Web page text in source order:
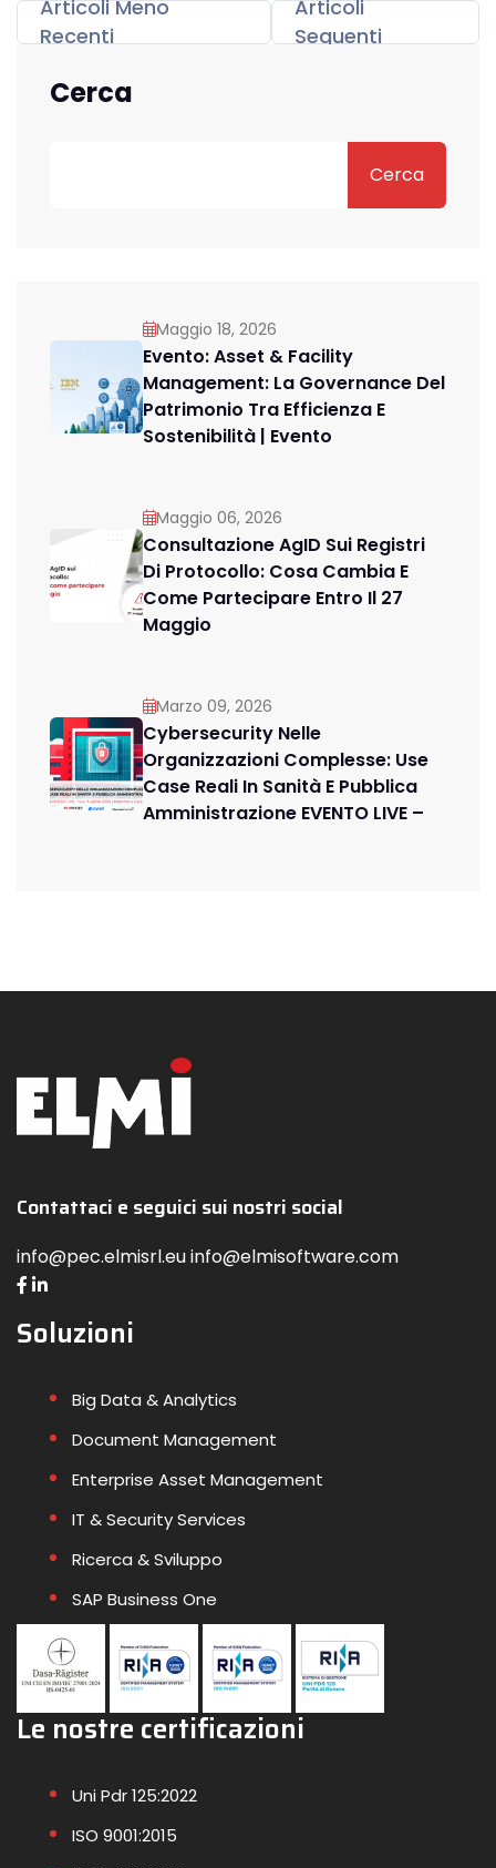
Articoli Meno
Recenti
Articoli
Seguenti
Cerca
Cerca
Maggio 18, 2026
Evento: Asset & Facility
Management: La Governance Del
Patrimonio Tra Efficienza E
Sostenibilità | Evento
Maggio 06, 2026
Consultazione AgID Sui Registri
Di Protocollo: Cosa Cambia E
Come Partecipare Entro Il 27
Maggio
Marzo 09, 2026
Cybersecurity Nelle
Organizzazioni Complesse: Use
Case Reali In Sanità E Pubblica
Amministrazione EVENTO LIVE –
Contattaci e seguici sui nostri social
info@pec.elmisrl.eu info@elmisoftware.com
Soluzioni
Big Data & Analytics
Document Management
Enterprise Asset Management
IT & Security Services
Ricerca & Sviluppo
SAP Business One
Le nostre certificazioni
Uni Pdr 125:2022
ISO 9001:2015